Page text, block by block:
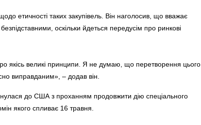
етичності таких закупівель. Він наголосив, що вважає
оскільки йдеться передусім про ринкові
якісь великі принципи. Я не думаю, що перетворення цього
виправданим», – додав він.
до США з проханням продовжити дію спеціального
якого спливає 16 травня.